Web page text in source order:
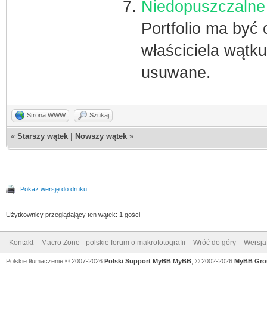
Portfolio ma być
właściciela
usuwane.
Strona WWW Szukaj
« Starszy wątek Nowszy wątek »
Pokaż wersję do druku
Użytkownicy przeglądający ten wątek: 1 gości
Kontakt Macro Zone - polskie forum o makrofotografii Wróć do góry
Polskie tłumaczenie © 2007-2026 Polski Support MyBB MyBB , © 2002-2026 MyBB